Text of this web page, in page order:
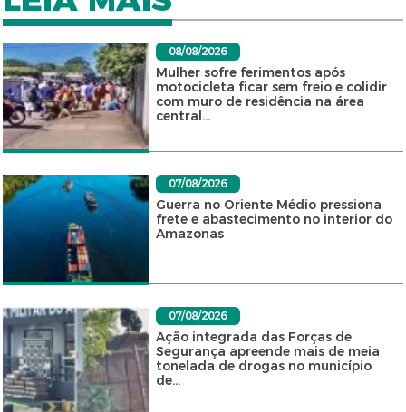
08/08/2026
Mulher sofre ferimentos após
motocicleta ficar sem freio e colidir
com muro de residência na área
central...
07/08/2026
Guerra no Oriente Médio pressiona
frete e abastecimento no interior do
Amazonas
07/08/2026
Ação integrada das Forças de
Segurança apreende mais de meia
tonelada de drogas no município
de...